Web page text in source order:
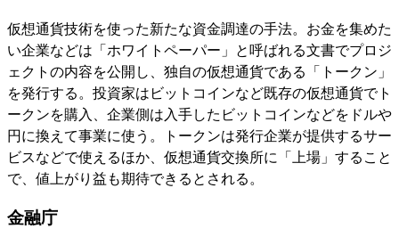
仮想通貨技術を使った新たな資金調達の手法。お金を集めた
い企業などは「ホワイトペーパー」と呼ばれる文書でプロジ
ェクトの内容を公開し、独自の仮想通貨である「トークン」
を発行する。投資家はビットコインなど既存の仮想通貨でト
ークンを購入、企業側は入手したビットコインなどをドルや
円に換えて事業に使う。トークンは発行企業が提供するサー
ビスなどで使えるほか、仮想通貨交換所に「上場」すること
で、値上がり益も期待できるとされる。
金融庁